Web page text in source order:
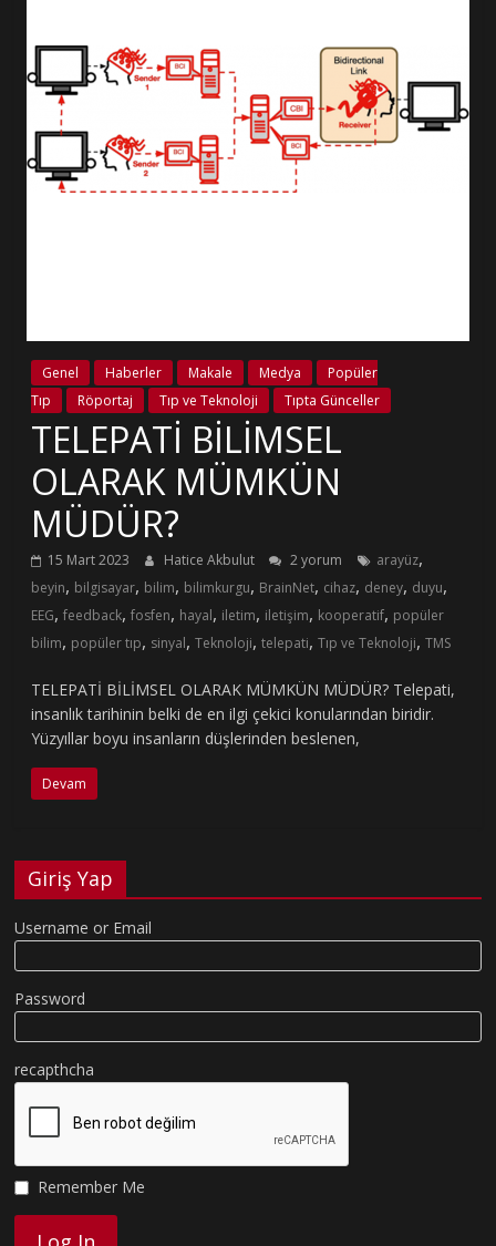
Genel Haberler Makale Medya
Popüler
Tıp
Röportaj Tıp ve Teknoloji Tıpta Günceller
TELEPATİ BİLİMSEL
OLARAK MÜMKÜN
MÜDÜR?
15 Mart 2023 Hatice Akbulut 2 yorum arayüz,
beyin, bilgisayar, bilim, bilimkurgu, BrainNet, cihaz, deney, duyu,
EEG,feedback,fosfen, hayal, iletim, iletişim, kooperatif, popüler
bilim, popüler tıp, sinyal,Teknoloji,telepati,Tıp ve Teknoloji,TMS
TELEPATİ BİLİMSEL OLARAK MÜMKÜN MÜDÜR? Telepati,
insanlık tarihinin belki de en ilgi çekici konularından biridir.
Yüzyıllar boyu insanların düşlerinden beslenen,
Devam
Giriş Yap
Username or Email
Password
recapthcha
Remember Me